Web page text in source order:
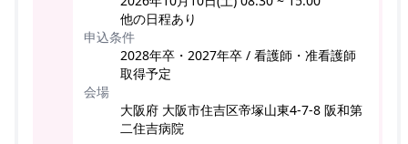
他の日程あり
申込条件
2028年卒・2027年卒 / 看護師・准看護師
取得予定
会場
大阪府 大阪市住吉区帝塚山東4-7-8 阪和第
二住吉病院